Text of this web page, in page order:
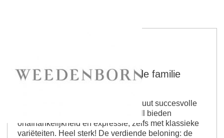
Wijnmakerij Weedenborn - de familie
Gault Millau 2014, 2 druiven “Absoluut succesvolle
2012 vintage, Gesine & Markus Roll bieden
onafhankelijkheid en expressie, zelfs met klassieke
variëteiten. Heel sterk! De verdiende beloning: de